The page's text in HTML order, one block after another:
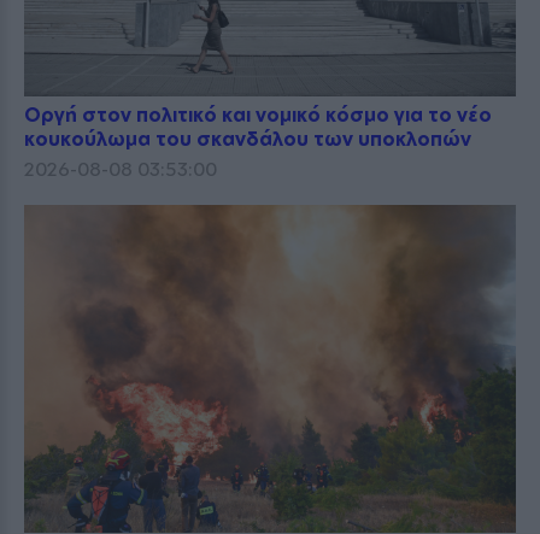
Οργή στον πολιτικό και νομικό κόσμο για το νέο
κουκούλωμα του σκανδάλου των υποκλοπών
2026-08-08 03:53:00